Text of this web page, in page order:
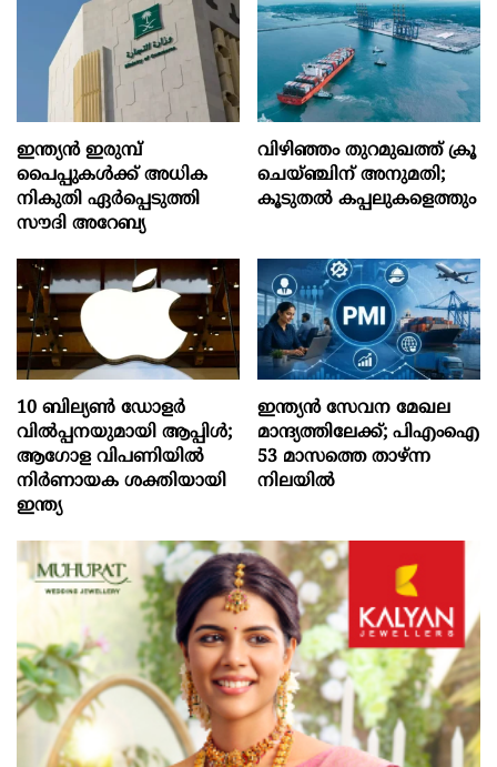
ഇന്ത്യൻ ഇരുമ്പ്
പൈപ്പുകൾക്ക് അധിക
നികുതി ഏർപ്പെടുത്തി
സൗദി അറേബ്യ
വിഴിഞ്ഞം തുറമുഖത്ത് ക്രൂ
ചെയ്ഞ്ചിന് അനുമതി;
കൂടുതൽ കപ്പലുകളെത്തും
10 ബില്യൺ ഡോളർ
വിൽപ്പനയുമായി ആപ്പിൾ;
ആഗോള വിപണിയിൽ
നിർണായക ശക്തിയായി
ഇന്ത്യ
ഇന്ത്യൻ സേവന മേഖല
മാന്ദ്യത്തിലേക്ക്; പിഎംഐ
53 മാസത്തെ താഴ്ന്ന
നിലയില്‍